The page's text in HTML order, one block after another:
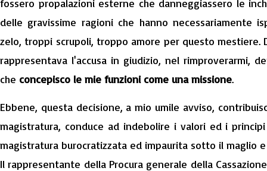
fossero propalazioni esterne che danneggiassero le
delle gravissime ragioni che hanno necessariamente
zelo, troppi scrupoli, troppo amore per questo mestiere.
rappresentava l'accusa in giudizio, nel rimproverarmi,
che concepisco le mie funzioni come una missione.
Ebbene, questa decisione, a mio umile avviso,
magistratura, conduce ad indebolire i valori ed i
magistratura burocratizzata ed impaurita sotto il maglio
Il rappresentante della Procura generale della